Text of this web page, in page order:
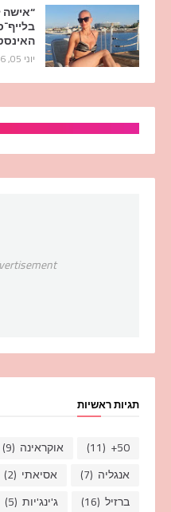
“אישה
יוני 05, 2026
תגיות ראשיות
50+
(11) אוקראינה (9)
אנגליה (7) אסיאתי (2)
ברזיל (16) ג'ינג'יות (5)